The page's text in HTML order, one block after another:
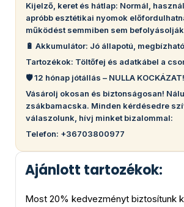
Kijelző, keret és hátlap: Normál,
apróbb esztétikai nyomok
működést semmiben sem
🔋 Akkumulátor: Jó állapotú,
Tartozékok: Töltőfej és adatkábel a
🛡️ 12 hónap jótállás – NULLA KOCKÁZAT!
Vásárolj okosan és biztonságosan!
zsákbamacska. Minden kérdésedre
válaszolunk, hívj minket bizalommal:
Telefon: +36703800977
Ajánlott tartozékok:
Most 20% kedvezményt biztosítunk